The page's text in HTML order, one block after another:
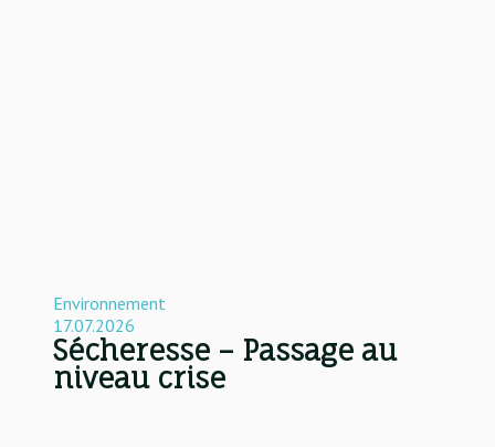
Environnement
17.07.2026
Sécheresse – Passage au
niveau crise